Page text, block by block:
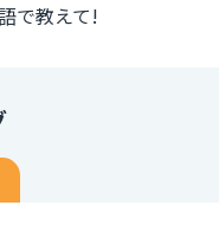
で教えて!